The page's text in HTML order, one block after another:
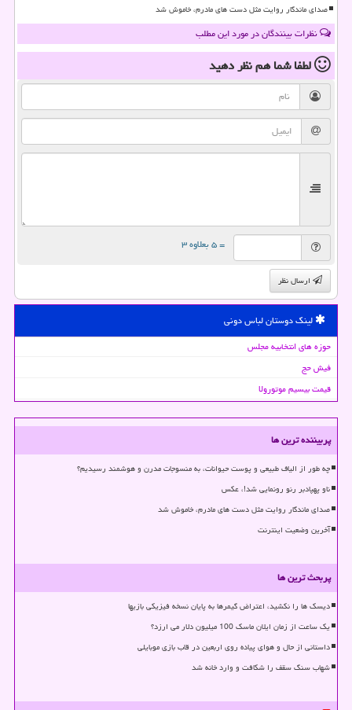
صدای ماندگار روایت مثل دست های مادرم، خاموش شد
نظرات بینندگان در مورد این مطلب
لطفا شما همنظر دهید
= ۵ بعلاوه ۳
ارسال نظر
لینک دوستان لباس دونی
حوزه های انتخابیه مجلس
فیش حج
قیمت بیسیم موتورولا
پربیننده ترین ها
چه طور از الیاف طبیعی و پوست حیوانات، به منسوجات مدرن و هوشمند رسیدیم؟
ناو پهپادبر رنو رونمایی شد!، عکس
صدای ماندگار روایت مثل دست های مادرم، خاموش شد
آخرین وضعیت اینترنت
پربحث ترین ها
دیسک ها را نکشید، اعتراض گیمرها به پایان نسخه فیزیکی بازیها
یک ساعت از زمان ایلان ماسک 100 میلیون دلار می ارزد؟
داستانی از حال و هوای پیاده روی اربعین در قاب بازی موبایلی
شهاب سنگ سقف را شکافت و وارد خانه شد